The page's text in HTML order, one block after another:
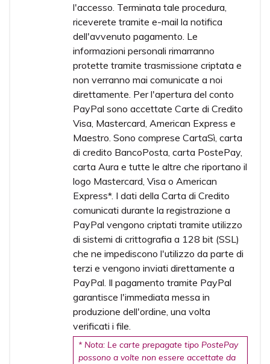
l'accesso. Terminata tale procedura,
riceverete tramite e-mail la notifica
dell'avvenuto pagamento. Le
informazioni personali rimarranno
protette tramite trasmissione criptata e
non verranno mai comunicate a noi
direttamente. Per l'apertura del conto
PayPal sono accettate Carte di Credito
Visa, Mastercard, American Express e
Maestro. Sono comprese CartaSì, carta
di credito BancoPosta, carta PostePay,
carta Aura e tutte le altre che riportano il
logo Mastercard, Visa o American
Express*. I dati della Carta di Credito
comunicati durante la registrazione a
PayPal vengono criptati tramite utilizzo
di sistemi di crittografia a 128 bit (SSL)
che ne impediscono l'utilizzo da parte di
terzi e vengono inviati direttamente a
PayPal. Il pagamento tramite PayPal
garantisce l'immediata messa in
produzione dell'ordine, una volta
verificati i file.
* Nota: Le carte prepagate tipo PostePay
possono a volte non essere accettate da